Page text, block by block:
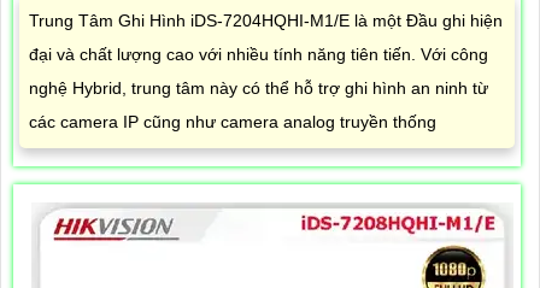
Trung Tâm Ghi Hình iDS-7204HQHI-M1/E là một Đầu ghi hiện
đại và chất lượng cao với nhiều tính năng tiên tiến. Với công
nghệ Hybrid, trung tâm này có thể hỗ trợ ghi hình an ninh từ
các camera IP cũng như camera analog truyền thống